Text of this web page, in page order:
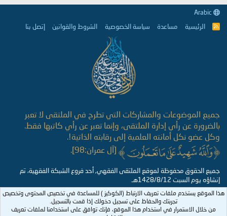
R
الرئيسية مساعدة سياسة الخصوصية الشروط والقوانين إتصل بنا
جميع الموضوعات والمشاركات التي تطرح في الملتقى لا تعبر
بالضرورة عن رأي إدارة الملتقى، وإنما تعبر عن رأي كاتبها فقط.
وكل عضو نكل أمانته العلمية إلى رقابته الذاتية!.
[آل عمران:98].
جميع الحقوق محفوظة لموقع الملتقى الفقهي, أحد فروع الشبكة الفقهية، تم
إنشاؤه يوم السبت 1428/8/12هـ
هذا الموقع يستخدم ملفات تعريف الارتباط (الكوكيز ) للمساعدة في تخصيص المحتوى وتخصيص
تجربتك والحفاظ على تسجيل دخولك إذا قمت بالتسجيل.
من خلال الاستمرار في استخدام هذا الموقع، فإنك توافق على استخدامنا لملفات تعريف